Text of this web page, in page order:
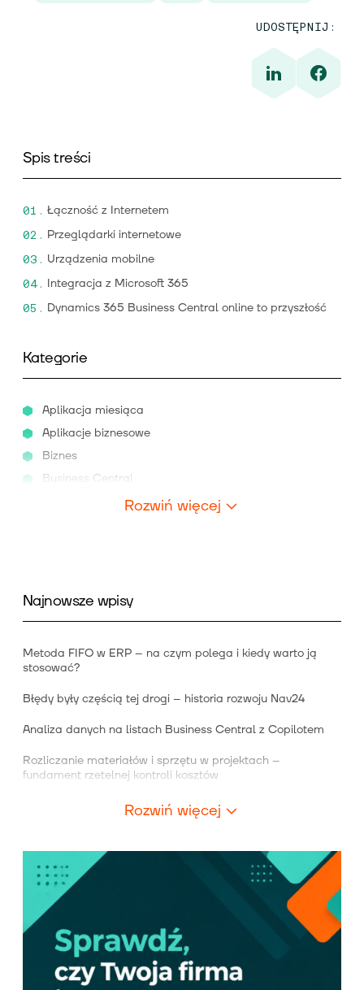
UDOSTĘPNIJ:
Spis treści
Łączność z Internetem
Przeglądarki internetowe
Urządzenia mobilne
Integracja z Microsoft 365
Dynamics 365 Business Central online to przyszłość
Kategorie
Aplikacja miesiąca
Aplikacje biznesowe
Biznes
Business Central
Rozwiń więcej
Najnowsze wpisy
Metoda FIFO w ERP – na czym polega i kiedy warto ją
stosować?
Błędy były częścią tej drogi – historia rozwoju Nav24
Analiza danych na listach Business Central z Copilotem
Rozliczanie materiałów i sprzętu w projektach –
fundament rzetelnej kontroli kosztów
Rozwiń więcej